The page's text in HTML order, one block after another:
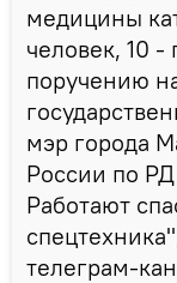
медицины
человек, 10
поручению
мэр города
России по
Работают
телеграм-